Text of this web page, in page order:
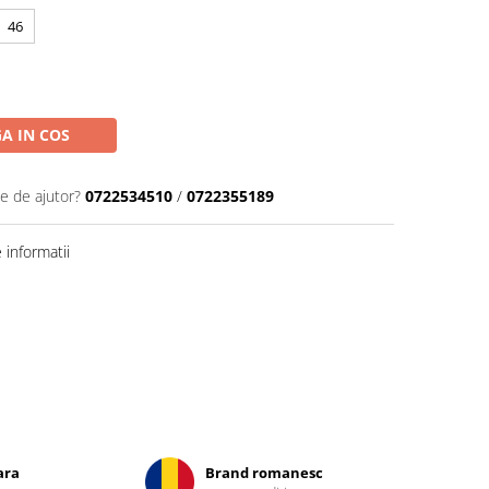
46
IN COS
de ajutor? 0722534510 / 0722355189
informatii
Brand romanesc